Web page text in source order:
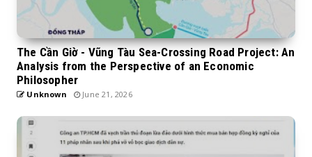
The Cần Giờ - Vũng Tàu Sea-Crossing Road Project: An
Analysis from the Perspective of an Economic
Philosopher
Unknown June 21, 2026